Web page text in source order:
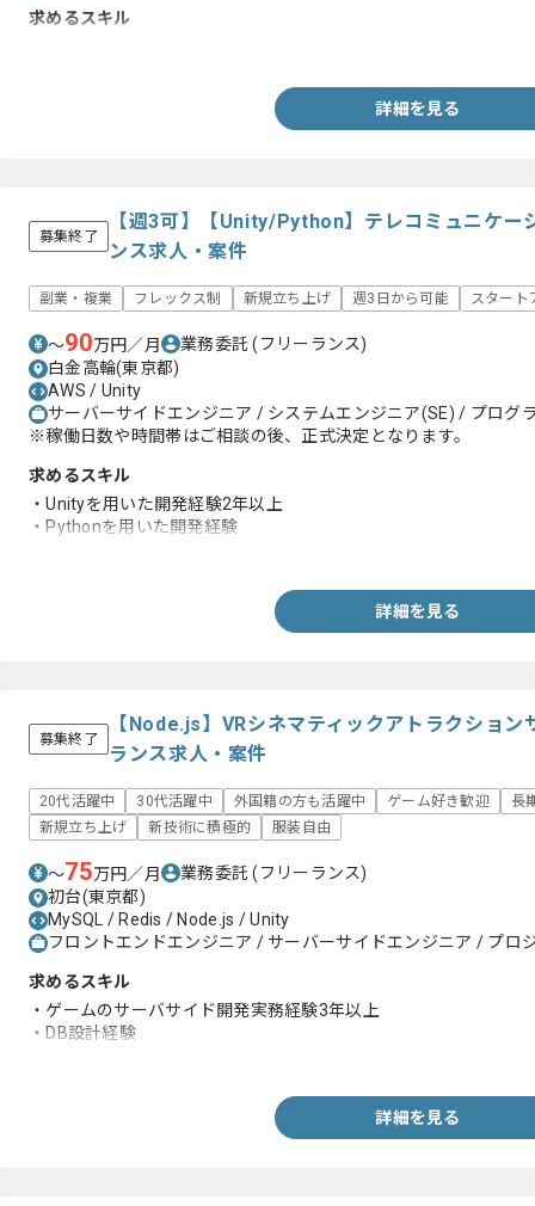
求めるスキル
詳細を見る
募集終了
【週3可】【Unity/Python】テレコミュニケー
ンス求人・案件
副業・複業 フレックス制 新規立ち上げ 週3日から可能 スタート
〜90万円／月 業務委託(フリーランス)
白金高輪(東京都)
AWS / Unity
サーバーサイドエンジニア / システムエンジニア(SE) / プログ
※稼働日数や時間帯はご相談の後、正式決定となります。
求めるスキル
・Unityを用いた開発経験2年以上
・Pythonを用いた開発経験
詳細を見る
募集終了
【Node.js】VRシネマティックアトラクション
ランス求人・案件
20代活躍中 30代活躍中 外国籍の方も活躍中 ゲーム好き歓迎
長
新規立ち上げ
新技術に積極的 服装自由
〜75万円／月 業務委託(フリーランス)
初台(東京都)
MySQL / Redis / Node.js / Unity
フロントエンドエンジニア / サーバーサイドエンジニア / プロ
求めるスキル
・ゲームのサーバサイド開発実務経験3年以上
・DB設計経験
詳細を見る